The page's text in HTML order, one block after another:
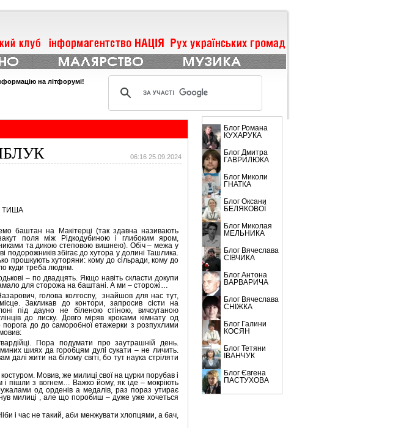
на літфорумі!
Блог Романа
КУХАРУКА
Блог Дмитра
ГАВРИЛЮКА
Блог Миколи
ГНАТКА
Блог Оксани
БЕЛЯКОВОЇ
Блог Миколая
МЕЛЬНИКА
Блог Вячеслава
CІВЧИКА
Блог Антона
ВАРВАРИЧА
Блог Вячеслава
СНІЖКА
Блог Галини
КОСЯН
Блог Тетяни
ІВАНЧУК
Блог Євгена
ПАСТУХОВА
06:16 25.09.2024
ТИША
баштан на Макітерці (так здавна називають
поля між Рідкодубиною і глибоким яром,
та дикою степовою вишнею). Обіч – межа у
подорожників збігає до хутора у долині Ташлика.
прошкують хуторяни: кому до сільради, кому до
куди треба людям.
– по двадцять. Якщо навіть скласти докупи
для сторожа на баштані. А ми – сторожі…
голова колгоспу,
знайшов для нас тут,
Закликав до контори, запросив сісти на
під дауно не біленою стіною, вичоуганою
до лиску. Довго міряв кроками кімнату од
до до саморобної етажерки з розпухлими
Пора подумати про заутрашній день.
шиях да горобцям дулі сукати – не личить.
далі жити на білому світі, бо тут наука стріляти
Мовив, же милиці свої на цурки порубав і
і пішли з вогнем… Важко йому, як іде – мокріють
од орденів а медалів, раз пораз утирає
милиці , але що поробиш – дуже уже хочеться
і час не такий, аби менжувати хлопцями, а бач,